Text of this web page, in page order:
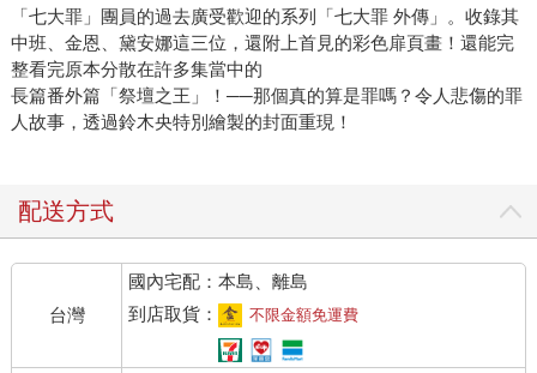
「七大罪」團員的過去廣受歡迎的系列「七大罪 外傳」。收錄其
中班、金恩、黛安娜這三位，還附上首見的彩色扉頁畫！還能完
整看完原本分散在許多集當中的
長篇番外篇「祭壇之王」！──那個真的算是罪嗎？令人悲傷的罪
人故事，透過鈴木央特別繪製的封面重現！
配送方式
台灣
國內宅配：本島、離島
到店取貨：
不限金額免運費